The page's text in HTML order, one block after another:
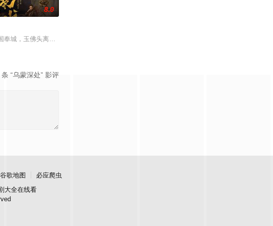
。们以当地的特色人文与美食为引，用真
8.0
奉城，玉佛头离奇失窃，戏班主横尸戏台，将冷血少帅许又安与昆曲名伶荣筱楠推向不死不休
条 “乌蒙深处” 影评
谷歌地图
必应爬虫
大全在线看